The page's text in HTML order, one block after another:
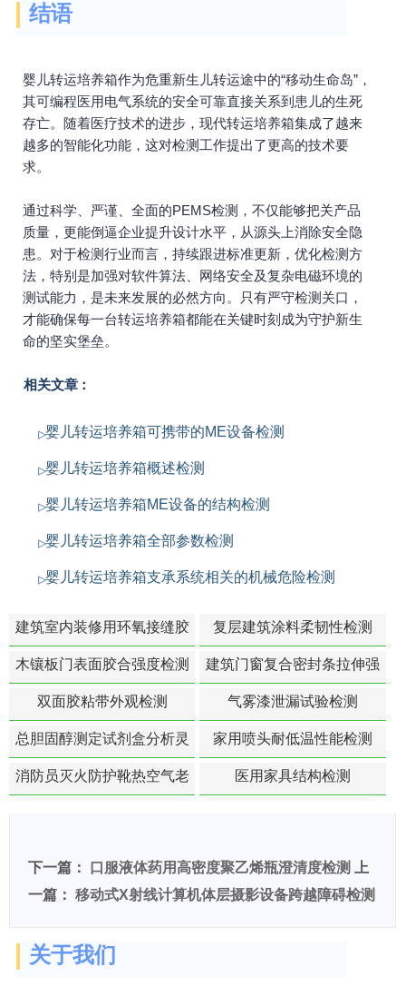
结语
婴儿转运培养箱作为危重新生儿转运途中的“移动生命岛”，
其可编程医用电气系统的安全可靠直接关系到患儿的生死
存亡。随着医疗技术的进步，现代转运培养箱集成了越来
越多的智能化功能，这对检测工作提出了更高的技术要
求。
通过科学、严谨、全面的PEMS检测，不仅能够把关产品
质量，更能倒逼企业提升设计水平，从源头上消除安全隐
患。对于检测行业而言，持续跟进标准更新，优化检测方
法，特别是加强对软件算法、网络安全及复杂电磁环境的
测试能力，是未来发展的必然方向。只有严守检测关口，
才能确保每一台转运培养箱都能在关键时刻成为守护新生
命的坚实堡垒。
相关文章：
婴儿转运培养箱可携带的ME设备检测
婴儿转运培养箱概述检测
婴儿转运培养箱ME设备的结构检测
婴儿转运培养箱全部参数检测
婴儿转运培养箱支承系统相关的机械危险检测
建筑室内装修用环氧接缝胶
苯含量检测
复层建筑涂料柔韧性检测
木镶板门表面胶合强度检测
建筑门窗复合密封条拉伸强
度-硬质塑料材料检测
双面胶粘带外观检测 气雾漆泄漏试验检测
总胆固醇测定试剂盒分析灵
敏度检测
家用喷头耐低温性能检测
消防员灭火防护靴热空气老
医用家具结构检测
下一篇： 口服液体药用高密度聚乙烯瓶澄清度检测
上
一篇： 移动式X射线计算机体层摄影设备跨越障碍检测
关于我们